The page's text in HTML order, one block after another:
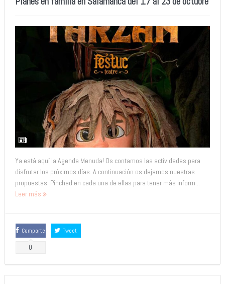
Ya está aquí la Agenda Menuda! Os contamos las actividades para
disfrutar los próximos días. A continuación os dejamos nuestras
propuestas. Pinchad en cada una de ellas para tener más inform...
Leer más
Comparte
0
Tweet